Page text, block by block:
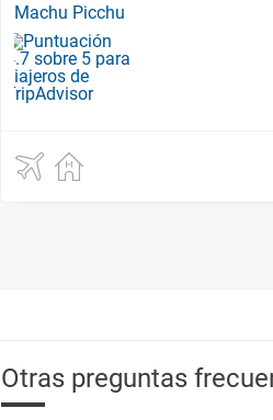
Machu Picchu
Otras preguntas